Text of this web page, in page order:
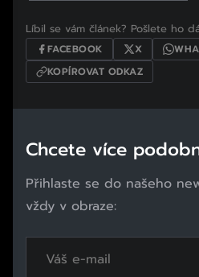
Líbil se vám článek? Pošlete ho
FACEBOOK X
KOPÍROVAT ODKAZ
Chcete více
Přihlaste se do našeho
vždy v obraze: